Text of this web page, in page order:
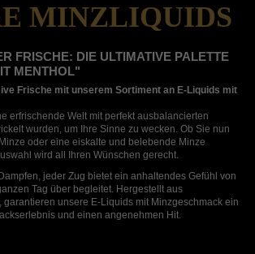
MINZLIQUIDS
FRISCHE: DIE ULTIMATIVE PALETTE
MENTHOL"
Frische mit unserem Sortiment an E-Liquids mit
erfrischende Welt mit perfekt ausbalancierten
wurden, um Ihre Sinne zu wecken. Ob Sie nun
oder eine eiskalte und belebende Minze
wird all Ihren Wünschen gerecht.
jeder Zug bietet ein anhaltendes Gefühl von
Tag über begleitet. Hergestellt aus
garantieren unsere E-Liquids mit Minzgeschmack ein
und einen angenehmen Hit.